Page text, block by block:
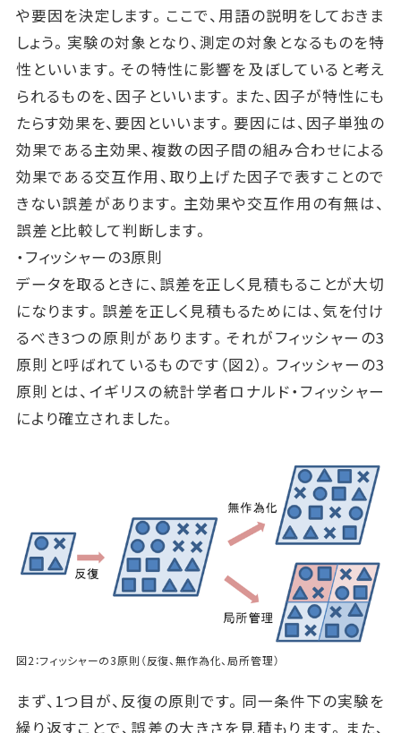
や要因を決定します。ここで、用語の説明をしておきま
しょう。実験の対象となり、測定の対象となるものを特
性といいます。その特性に影響を及ぼしていると考え
られるものを、因子といいます。また、因子が特性にも
たらす効果を、要因といいます。要因には、因子単独の
効果である主効果、複数の因子間の組み合わせによる
効果である交互作用、取り上げた因子で表すことので
きない誤差があります。主効果や交互作用の有無は、
誤差と比較して判断します。
・フィッシャーの3原則
データを取るときに、誤差を正しく見積もることが大切
になります。誤差を正しく見積もるためには、気を付け
るべき3つの原則があります。それがフィッシャーの3
原則と呼ばれているものです（図2）。フィッシャーの3
原則とは、イギリスの統計学者ロナルド・フィッシャー
により確立されました。
図2：フィッシャーの3原則（反復、無作為化、局所管理）
まず、1つ目が、反復の原則です。同一条件下の実験を
繰り返すことで、誤差の大きさを見積もります。また、